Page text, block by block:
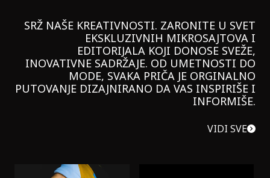
SRŽ NAŠE KREATIVNOSTI. ZARONITE U SVET
EKSKLUZIVNIH MIKROSAJTOVA I
EDITORIJALA KOJI DONOSE SVEŽE,
INOVATIVNE SADRŽAJE. OD UMETNOSTI DO
MODE, SVAKA PRIČA JE ORGINALNO
PUTOVANJE DIZAJNIRANO DA VAS INSPIRIŠE I
INFORMIŠE.
VIDI SVE